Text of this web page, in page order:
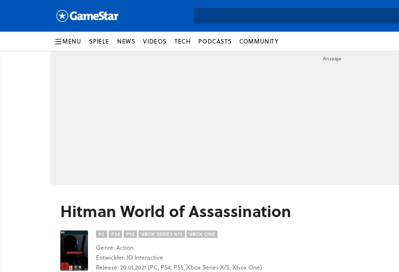
MENU SPIELE NEWS VIDEOS TECH PODCASTS COMMUNITY
Hitman World of Assassination
PC PS4 PS5 XBOX SERIES X/S XBOX ONE
Genre: Action
Entwickler: IO Interactive
Release: 20.01.2021 (PC, PS4, PS5, Xbox Series X/S, Xbox One)